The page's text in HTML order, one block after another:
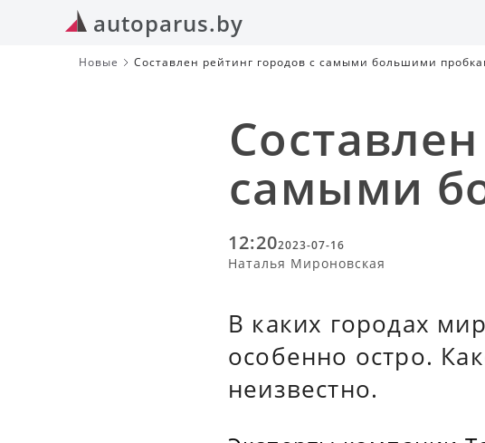
autoparus.by
Новые Составлен рейтинг городов с самыми большими
самыми
12:202023-07-16
Наталья Мироновская
В каких городах
особенно остро.
неизвестно.